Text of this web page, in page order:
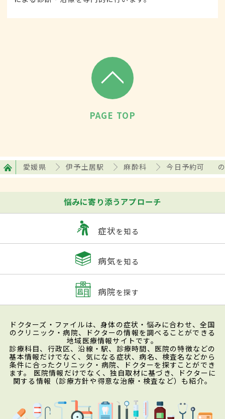
PAGE TOP
愛媛県 伊予土居駅 麻酔科 今日予約可
悩みに寄り添うアプローチ
症状を知る
病気を知る
病院を探す
ドクターズ・ファイルは、身体の症状・悩みに合わせ、全国
のクリニック・病院、ドクターの情報を調べることができる
地域医療情報サイトです。
診療科目、行政区、沿線・駅、診療時間、医院の特徴などの
基本情報だけでなく、気になる症状、病名、検査名などから
条件に合ったクリニック・病院、ドクターを探すことができ
ます。 医院情報だけでなく、独自取材に基づき、ドクターに
関する情報（診療方針や得意な治療・検査など）も紹介。